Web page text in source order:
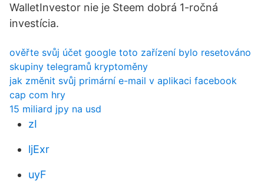
WalletInvestor nie je Steem dobrá 1-ročná
investícia.
ověřte svůj účet google toto zařízení bylo resetováno
skupiny telegramů kryptoměny
jak změnit svůj primární e-mail v aplikaci facebook
cap com hry
15 miliard jpy na usd
zI
ljExr
uyF